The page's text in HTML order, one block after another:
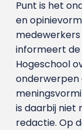
Punt is het
en
medewerkers
informeert de
Hogeschool
onderwerpen
is daarbij niet
redactie. Op